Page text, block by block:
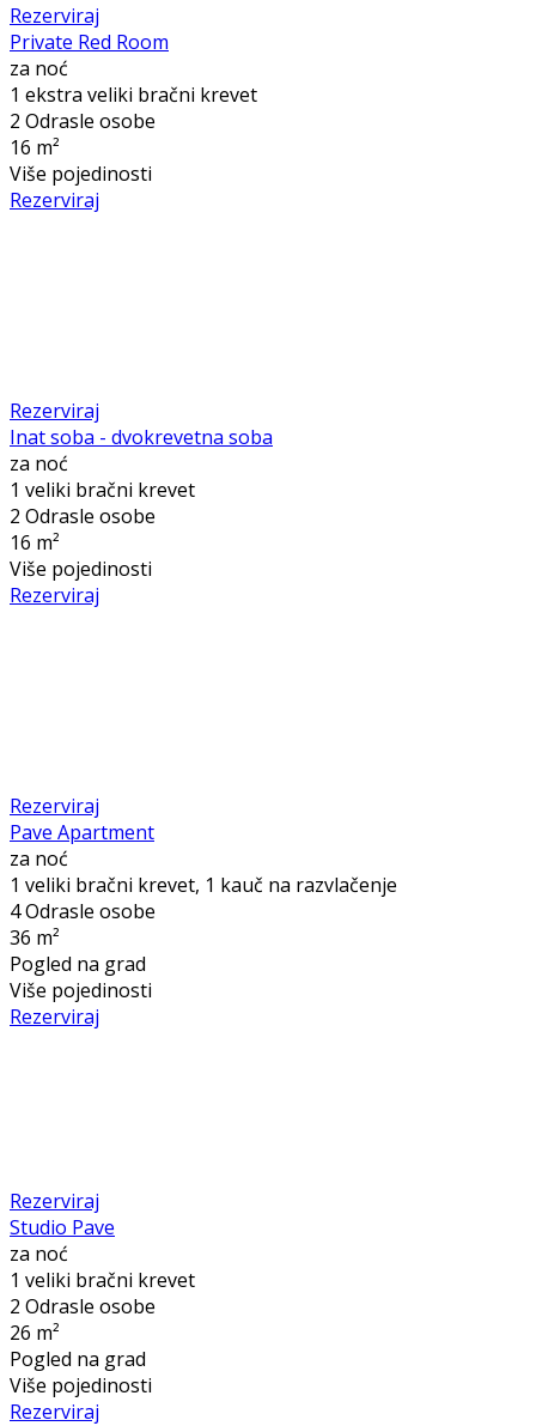
Rezerviraj
Private Red Room
za noć
1 ekstra veliki bračni krevet
2 Odrasle osobe
16 m²
Više pojedinosti
Rezerviraj
Rezerviraj
Inat soba - dvokrevetna soba
za noć
1 veliki bračni krevet
2 Odrasle osobe
16 m²
Više pojedinosti
Rezerviraj
Rezerviraj
Pave Apartment
za noć
1 veliki bračni krevet, 1 kauč na razvlačenje
4 Odrasle osobe
36 m²
Pogled na grad
Više pojedinosti
Rezerviraj
Rezerviraj
Studio Pave
za noć
1 veliki bračni krevet
2 Odrasle osobe
26 m²
Pogled na grad
Više pojedinosti
Rezerviraj